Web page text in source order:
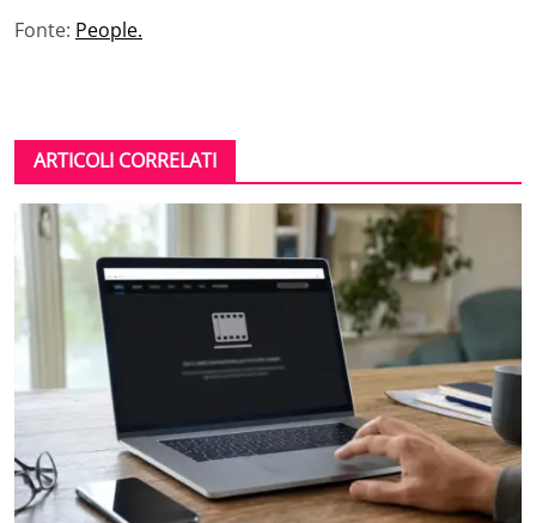
Fonte: People.
ARTICOLI CORRELATI